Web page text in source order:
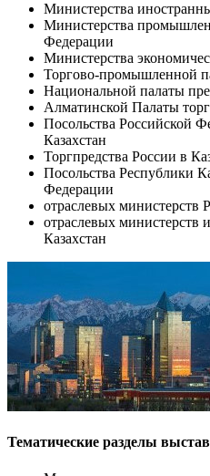
Министерства
Министерства
Федерации
Министерства
Торгово-промышленной
Национальной палаты
Алматинской Палаты
Посольства Российской
Казахcтан
Торгпредства России в
Посольства Республики
Федерации
отраслевых министерств
отраслевых министерств
Казахстан
Тематические разделы